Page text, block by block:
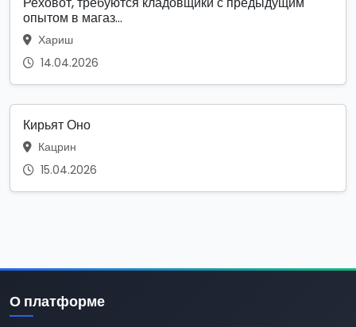
опытом в магаз...
Хариш
14.04.2026
Кирьят Оно
Кацрин
15.04.2026
О платформе